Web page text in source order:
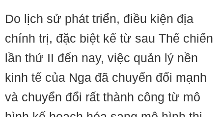
Do lịch sử phát triển, điều kiện địa
chính trị, đặc biệt kể từ sau Thế chiến
lần thứ II đến nay, việc quản lý nền
kinh tế của Nga đã chuyển đổi mạnh
và chuyển đổi rất thành công từ mô